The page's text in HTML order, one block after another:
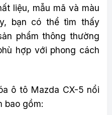
liệu, mẫu mã và màu
bạn có thể tìm thấy
phẩm thông thường
hợp với phong cách
ô tô Mazda CX-5 nổi
bao gồm: